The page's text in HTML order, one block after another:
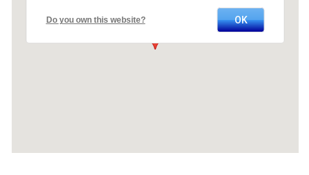
Do you own this website? OK